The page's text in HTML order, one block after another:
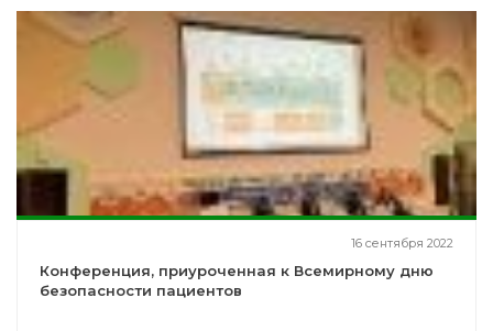
16 сентября 2022
Конференция, приуроченная к Всемирному дню
безопасности пациентов